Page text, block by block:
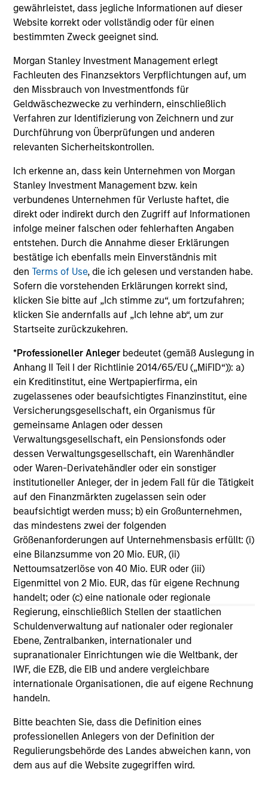
gewährleistet, dass jegliche Informationen auf dieser
Website korrekt oder vollständig oder für einen
bestimmten Zweck geeignet sind.
Morgan Stanley Investment Management erlegt
Fachleuten des Finanzsektors Verpflichtungen auf, um
den Missbrauch von Investmentfonds für
Geldwäschezwecke zu verhindern, einschließlich
Verfahren zur Identifizierung von Zeichnern und zur
Durchführung von Überprüfungen und anderen
relevanten Sicherheitskontrollen.
Ich erkenne an, dass kein Unternehmen von Morgan
Stanley Investment Management bzw. kein
verbundenes Unternehmen für Verluste haftet, die
direkt oder indirekt durch den Zugriff auf Informationen
infolge meiner falschen oder fehlerhaften Angaben
entstehen. Durch die Annahme dieser Erklärungen
bestätige ich ebenfalls mein Einverständnis mit
denTerms of Use, die ich gelesen und verstanden habe.
Sofern die vorstehenden Erklärungen korrekt sind,
klicken Sie bitte auf „Ich stimme zu“, um fortzufahren;
klicken Sie andernfalls auf „Ich lehne ab“, um zur
Startseite zurückzukehren.
*Professioneller Anleger bedeutet (gemäß Auslegung in
Anhang II Teil I der Richtlinie 2014/65/EU („MiFID“)): a)
ein Kreditinstitut, eine Wertpapierfirma, ein
zugelassenes oder beaufsichtigtes Finanzinstitut, eine
Versicherungsgesellschaft, ein Organismus für
gemeinsame Anlagen oder dessen
Verwaltungsgesellschaft, ein Pensionsfonds oder
dessen Verwaltungsgesellschaft, ein Warenhändler
oder Waren-Derivatehändler oder ein sonstiger
institutioneller Anleger, der in jedem Fall für die Tätigkeit
auf den Finanzmärkten zugelassen sein oder
beaufsichtigt werden muss; b) ein Großunternehmen,
das mindestens zwei der folgenden
Größenanforderungen auf Unternehmensbasis erfüllt: (i)
eine Bilanzsumme von 20 Mio. EUR, (ii)
Nettoumsatzerlöse von 40 Mio. EUR oder (iii)
Eigenmittel von 2 Mio. EUR, das für eigene Rechnung
handelt; oder (c) eine nationale oder regionale
Regierung, einschließlich Stellen der staatlichen
Schuldenverwaltung auf nationaler oder regionaler
Ebene, Zentralbanken, internationaler und
supranationaler Einrichtungen wie die Weltbank, der
IWF, die EZB, die EIB und andere vergleichbare
internationale Organisationen, die auf eigene Rechnung
handeln.
Bitte beachten Sie, dass die Definition eines
professionellen Anlegers von der Definition der
Regulierungsbehörde des Landes abweichen kann, von
dem aus auf die Website zugegriffen wird.
Global Quality Select Strategy
Invests in 25-50 high quality global
businesses, characterized by hard-to-
replicate intangible assets, high returns on
operating capital employed and strong free
cash flow generation. Designed for investors
who seek capital growth, earnings resilience
and reduced downside participation – while
avoiding exposure to business activities
such as alcohol, tobacco, fossil fuels and
weapons.
American Resilience Strategy
Invests in 20-50 high quality, predominantly
US companies, characterized by hard-to-
replicate intangible assets, high returns on
operating capital employed and strong free
cash flow generation. Designed for investors
who seek capital growth, earnings resilience
and reduced downside participation.
View All
Team Insights
GLOBAL EQUITY OBSERVER
Video: Agentic commerce - new
frontiers
Agentic commerce is transforming online
driven decision-making. In this overview, the
International Equity team explains how AI
agents are reshaping product discovery,
purchasing, and the economics of the digital